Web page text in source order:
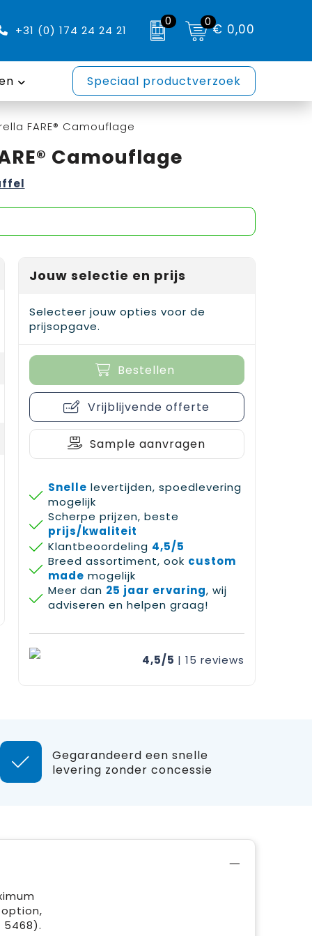
+31 (0) 174 24 24 21
0 0€ 0,00
Speciaal productverzoek
FARE® Camouflage
Camouflage
Jouw selectie en prijs
Selecteer jouw opties voor de
prijsopgave.
Bestellen
Vrijblijvende offerte
Sample aanvragen
Snelle levertijden, spoedlevering
mogelijk
Scherpe prijzen, beste
prijs/kwaliteit
Klantbeoordeling 4,5/5
Breed assortiment, ook custom
made mogelijk
Meer dan 25 jaar ervaring, wij
adviseren en helpen graag!
4,5/5 | 15 reviews
Gegarandeerd een snelle
levering zonder concessie